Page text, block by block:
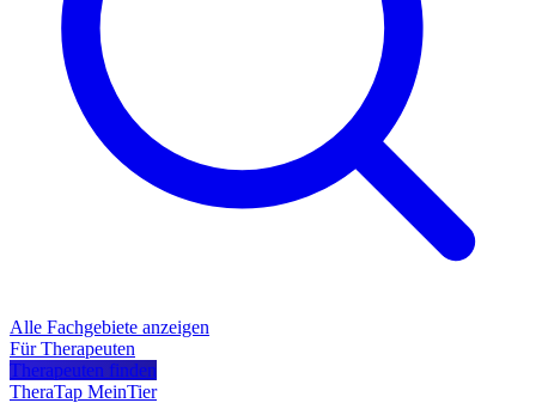
Alle Fachgebiete anzeigen
Für Therapeuten
Therapeuten finden
TheraTap MeinTier